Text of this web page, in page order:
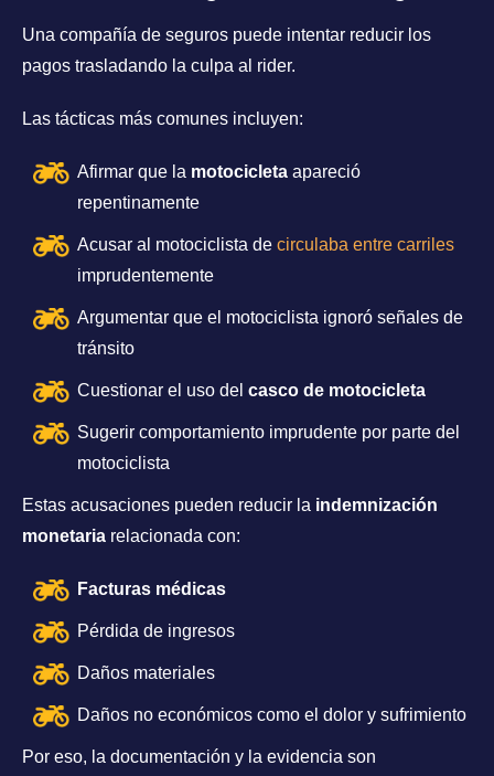
Una compañía de seguros puede intentar reducir los
pagos trasladando la culpa al rider.
Las tácticas más comunes incluyen:
Afirmar que la motocicleta apareció
repentinamente
Acusar al motociclista de circulaba entre carriles
imprudentemente
Argumentar que el motociclista ignoró señales de
tránsito
Cuestionar el uso del casco de motocicleta
Sugerir comportamiento imprudente por parte del
motociclista
Estas acusaciones pueden reducir la indemnización
monetaria relacionada con:
Facturas médicas
Pérdida de ingresos
Daños materiales
Daños no económicos como el dolor y sufrimiento
Por eso, la documentación y la evidencia son